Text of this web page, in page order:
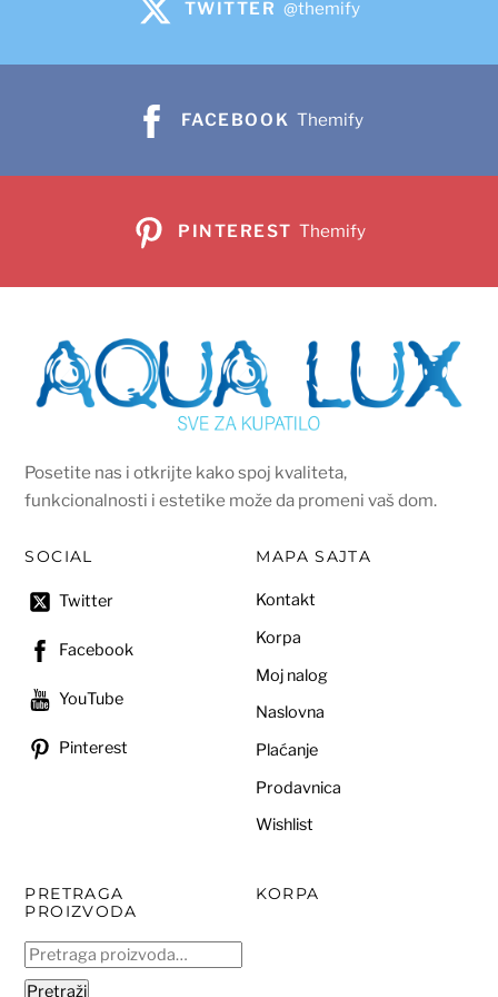
TWITTER @themify
FACEBOOK Themify
PINTEREST Themify
Posetite nas i otkrijte kako spoj kvaliteta,
funkcionalnosti i estetike može da promeni vaš dom.
SOCIAL
Twitter
Facebook
YouTube
Pinterest
MAPA SAJTA
Kontakt
Korpa
Moj nalog
Naslovna
Plaćanje
Prodavnica
Wishlist
PRETRAGA
PROIZVODA
Pretraga
za:
Pretraži
KORPA